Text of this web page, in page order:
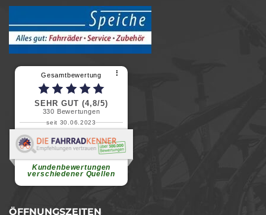
Gesamtbewertung ⠇
SEHR GUT (4,8/5)
330 Bewertungen
seit 30.06.2023
Kundenbewertungen
verschiedener Quellen
Renate H.
Vielen Dank für ein herzliches
ÖFFNUNGSZEITEN